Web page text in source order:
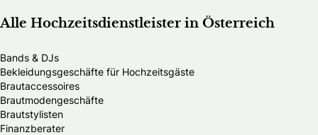
Alle Hochzeitsdienstleister in Österreich
Bands & DJs
Bekleidungsgeschäfte für Hochzeitsgäste
Brautaccessoires
Brautmodengeschäfte
Brautstylisten
Finanzberater